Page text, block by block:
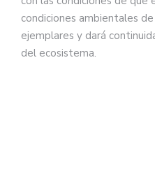
condiciones ambientales
ejemplares y dará
del ecosistema.